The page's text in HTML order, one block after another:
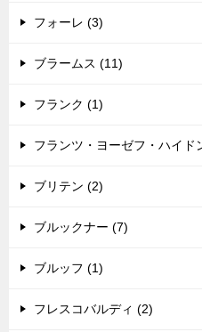
フォーレ (3)
ブラームス (11)
フランク (1)
フランツ・ヨーゼフ・ハイド
ブリテン (2)
ブルックナー (7)
ブルッフ (1)
フレスコバルディ (2)